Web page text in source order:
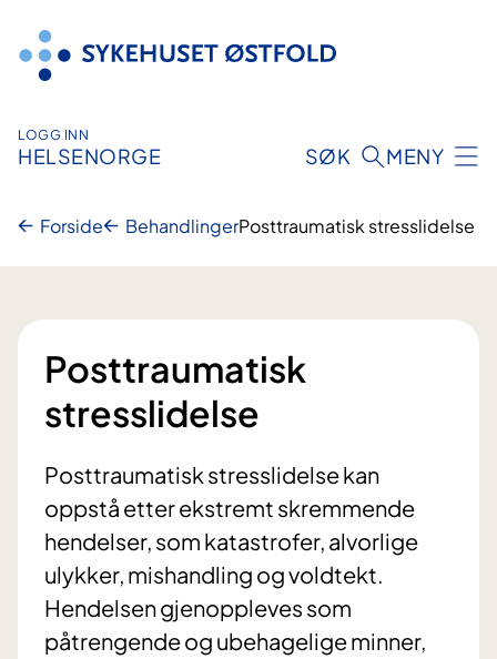
innhold
LOGG INN
HELSENORGE SØK MENY
Forside BehandlingerPosttraumatisk stresslidelse
Posttraumatisk
stresslidelse
Posttraumatisk stresslidelse kan
oppstå etter ekstremt skremmende
hendelser, som katastrofer, alvorlige
ulykker, mishandling og voldtekt.
Hendelsen gjenoppleves som
påtrengende og ubehagelige minner,